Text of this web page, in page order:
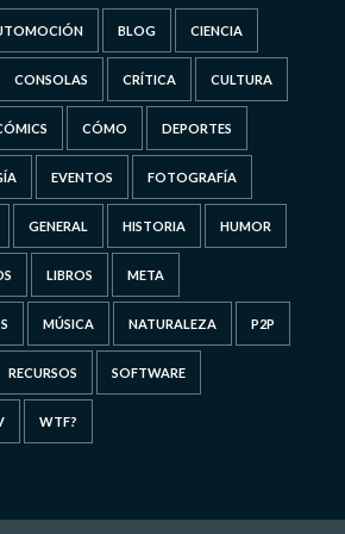
BLOG CIENCIA
CONSOLAS CRÍTICA CULTURA
CÓMO DEPORTES
EVENTOS FOTOGRAFÍA
GENERAL HISTORIA HUMOR
LIBROS META
MÚSICA NATURALEZA P2P
RECURSOS SOFTWARE
WTF?